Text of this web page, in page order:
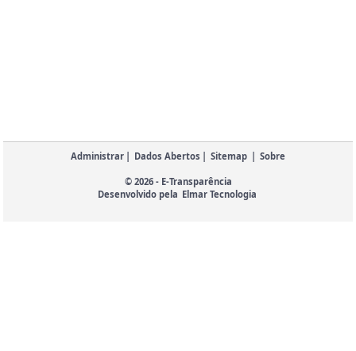
Administrar Dados Abertos Sitemap Sobre
© 2026 - E-Transparência
Desenvolvido pela Elmar Tecnologia